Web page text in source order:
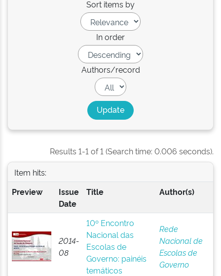
Sort items by
In order
Authors/record
Results 1-1 of 1 (Search time: 0.006 seconds).
Item hits:
Preview
Issue
Date
Title Author(s)
2014-
08
10º Encontro
Nacional das
Escolas de
Governo: painéis
temáticos
Rede
Nacional de
Escolas de
Governo